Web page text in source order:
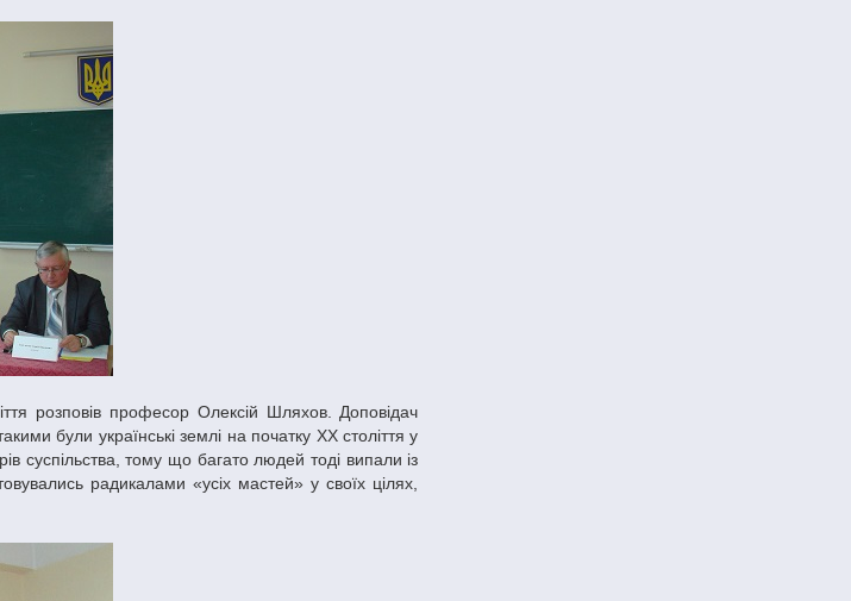
були українські землі на початку XX століття у
суспільства, тому що багато людей тоді випали із
радикалами «усіх мастей» у своїх цілях,